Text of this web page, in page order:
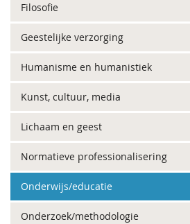
Filosofie
Geestelijke verzorging
Humanisme en humanistiek
Kunst, cultuur, media
Lichaam en geest
Normatieve professionalisering
Onderwijs/educatie
Onderzoek/methodologie